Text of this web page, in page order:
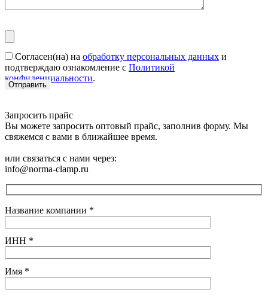
Согласен(на) на обработку персональных данных и
подтверждаю ознакомление с Политикой
конфиденциальности.
Запросить прайс
Вы можете запросить оптовый прайс, заполнив форму. Мы
свяжемся с вами в ближайшее время.
или связаться с нами через:
info@norma-clamp.ru
Название компании *
ИНН *
Имя *